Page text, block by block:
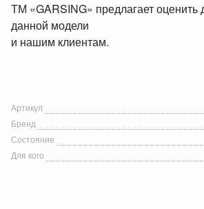
ТМ «GARSING» предлагает оценить
данной модели
и нашим клиентам.
Артикул
Бренд
Состояние
Для кого